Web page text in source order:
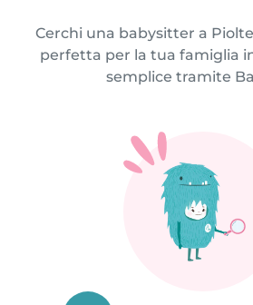
Cerchi una babysitter a
perfetta per la tua famiglia
semplice tramite